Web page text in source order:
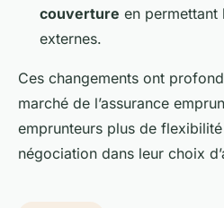
couverture en permettant
externes.
Ces changements ont
marché de l’assurance
emprunteurs plus de
négociation dans leur choix